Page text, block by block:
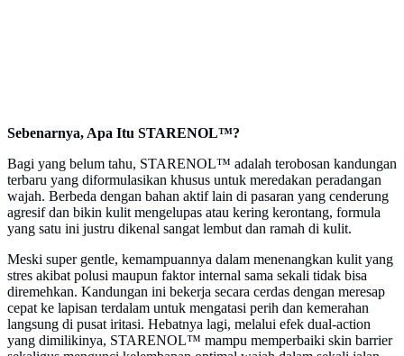
Sebenarnya, Apa Itu STARENOL™?
Bagi yang belum tahu, STARENOL™ adalah terobosan kandungan
terbaru yang diformulasikan khusus untuk meredakan peradangan
wajah. Berbeda dengan bahan aktif lain di pasaran yang cenderung
agresif dan bikin kulit mengelupas atau kering kerontang, formula
yang satu ini justru dikenal sangat lembut dan ramah di kulit.
Meski super gentle, kemampuannya dalam menenangkan kulit yang
stres akibat polusi maupun faktor internal sama sekali tidak bisa
diremehkan. Kandungan ini bekerja secara cerdas dengan meresap
cepat ke lapisan terdalam untuk mengatasi perih dan kemerahan
langsung di pusat iritasi. Hebatnya lagi, melalui efek dual-action
yang dimilikinya, STARENOL™ mampu memperbaiki skin barrier